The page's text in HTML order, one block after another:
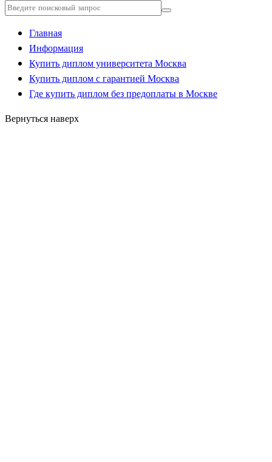
Главная
Информация
Купить диплом университета Москва
Купить диплом с гарантией Москва
Где купить диплом без предоплаты в Москве
Вернуться наверх